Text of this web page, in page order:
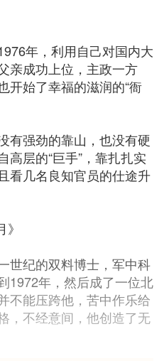
年，利用自己对国内大
亲成功上位，主政一方
始了幸福的滋润的“衙
有强劲的靠山，也没有硬
高层的“巨手”，靠扎扎实
看几名良知官员的仕途升
世纪的双料博士，军中科
1972年，然后成了一位北
不能压跨他，苦中作乐给
，不经意间，他创造了无